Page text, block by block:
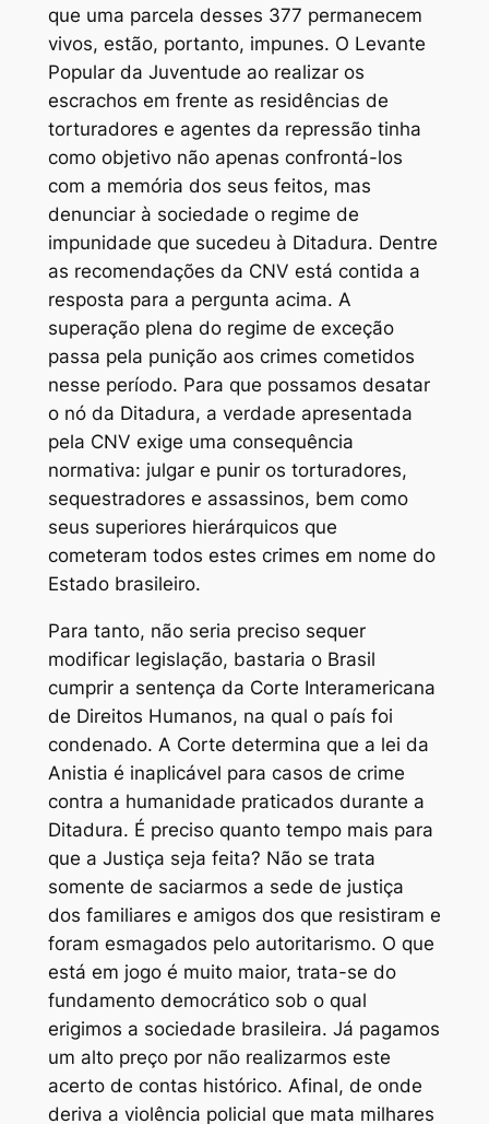
que uma parcela desses 377 permanecem
vivos, estão, portanto, impunes. O Levante
Popular da Juventude ao realizar os
escrachos em frente as residências de
torturadores e agentes da repressão tinha
como objetivo não apenas confrontá-los
com a memória dos seus feitos, mas
denunciar à sociedade o regime de
impunidade que sucedeu à Ditadura. Dentre
as recomendações da CNV está contida a
resposta para a pergunta acima. A
superação plena do regime de exceção
passa pela punição aos crimes cometidos
nesse período. Para que possamos desatar
o nó da Ditadura, a verdade apresentada
pela CNV exige uma consequência
normativa: julgar e punir os torturadores,
sequestradores e assassinos, bem como
seus superiores hierárquicos que
cometeram todos estes crimes em nome do
Estado brasileiro.
Para tanto, não seria preciso sequer
modificar legislação, bastaria o Brasil
cumprir a sentença da Corte Interamericana
de Direitos Humanos, na qual o país foi
condenado. A Corte determina que a lei da
Anistia é inaplicável para casos de crime
contra a humanidade praticados durante a
Ditadura. É preciso quanto tempo mais para
que a Justiça seja feita? Não se trata
somente de saciarmos a sede de justiça
dos familiares e amigos dos que resistiram e
foram esmagados pelo autoritarismo. O que
está em jogo é muito maior, trata-se do
fundamento democrático sob o qual
erigimos a sociedade brasileira. Já pagamos
um alto preço por não realizarmos este
acerto de contas histórico. Afinal, de onde
deriva a violência policial que mata milhares